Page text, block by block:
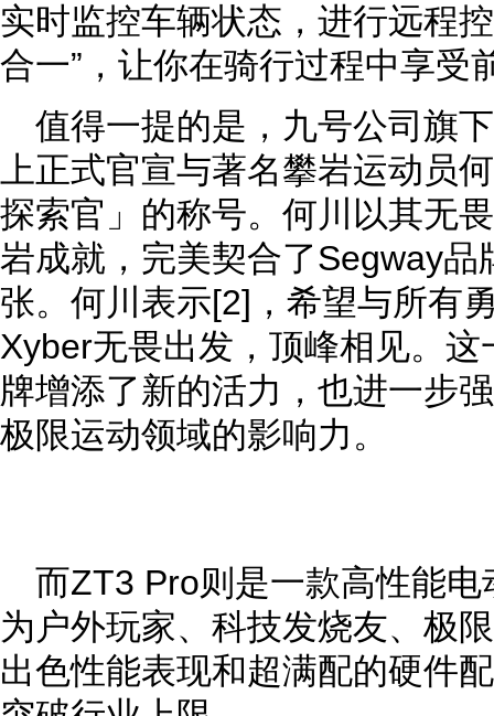
实时监控车辆状态，进行远程
合一”，让你在骑行过程中享受
值得一提的是，九号公司旗
上正式官宣与著名攀岩运动员
探索官」的称号。何川以其无
岩成就，完美契合了Segway品
张。何川表示[2]，希望与所有
Xyber无畏出发，顶峰相见。
牌增添了新的活力，也进一步
极限运动领域的影响力。
而ZT3 Pro则是一款高性能
为户外玩家、科技发烧友、极
出色性能表现和超满配的硬件